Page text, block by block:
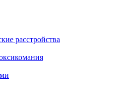
расстройства